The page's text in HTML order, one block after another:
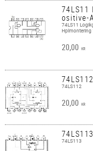
ositive-
74LS11
Hplmontering
20,00 KR
74LS112
74LS112
20,00 KR
74LS113
74LS113